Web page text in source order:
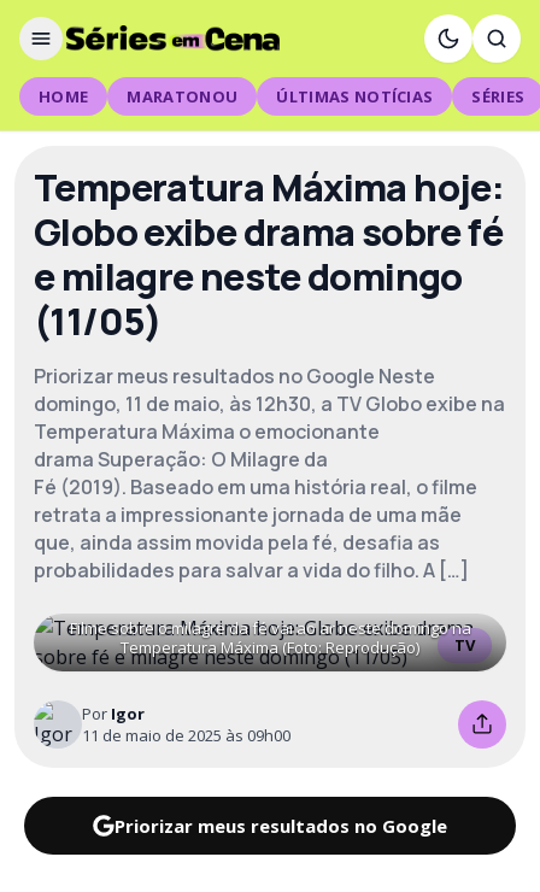
HOME MARATONOU ÚLTIMAS NOTÍCIAS SÉRIES
Temperatura Máxima hoje:
Globo exibe drama sobre fé
e milagre neste domingo
(11/05)
Priorizar meus resultados no Google Neste
domingo, 11 de maio, às 12h30, a TV Globo exibe na
Temperatura Máxima o emocionante
drama Superação: O Milagre da
Fé (2019). Baseado em uma história real, o filme
retrata a impressionante jornada de uma mãe
que, ainda assim movida pela fé, desafia as
probabilidades para salvar a vida do filho. A […]
TV
Filme sobre o milagre da fé vai ao ar neste domingo na
Temperatura Máxima (Foto: Reprodução)
Por Igor
11 de maio de 2025 às 09h00
Priorizar meus resultados no Google